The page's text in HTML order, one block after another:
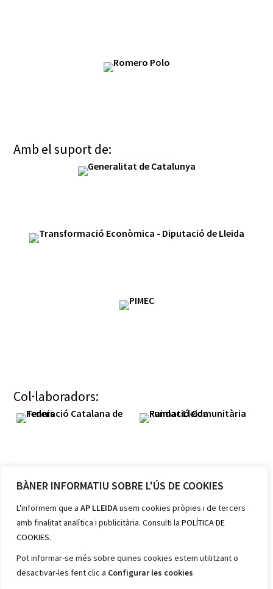
BÀNER INFORMATIU SOBRE L'ÚS DE COOKIES
L'informem que a AP LLEIDAusem cookies pròpies i de tercers
amb finalitat analítica i publicitària. Consulti la POLÍTICA DE
COOKIES.
Pot informar-se més sobre quines cookies estem utilitzant o
desactivar-les fent clic a Configurar les cookies
Membres:
Col·laboradors:
Amb el suport de: